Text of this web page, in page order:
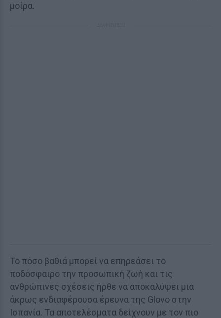
μοίρα.
Το πόσο βαθιά μπορεί να επηρεάσει το
ποδόσφαιρο την προσωπική ζωή και τις
ανθρώπινες σχέσεις ήρθε να αποκαλύψει μια
άκρως ενδιαφέρουσα έρευνα της Glovo στην
Ισπανία. Τα αποτελέσματα δείχνουν με τον πιο